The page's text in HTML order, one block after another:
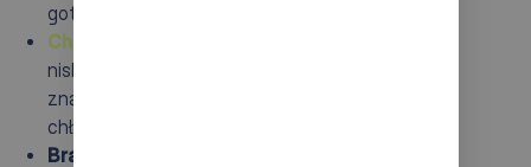
gotowych wyrobów,
Chłodnie i mroźnie
niskich temperatur automatyzacja pozwala na
znaczne skrócenie czasu otwierania komór
chłodniczych,
Branża farmaceutyczna